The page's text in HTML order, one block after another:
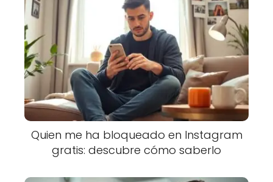
Quien me ha bloqueado en Instagram
gratis: descubre cómo saberlo